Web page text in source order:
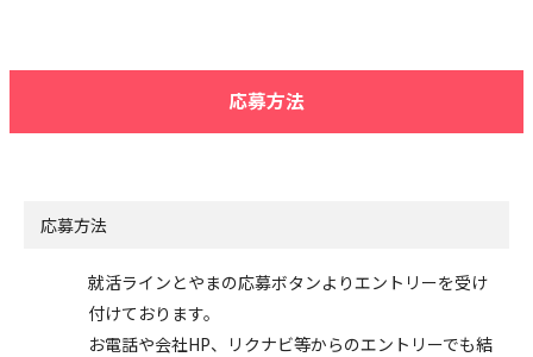
応募方法
応募方法
就活ラインとやまの応募ボタンよりエントリーを受け
付けております。
お電話や会社HP、リクナビ等からのエントリーでも結